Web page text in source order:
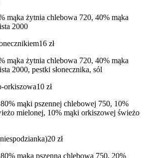
mąka żytnia chlebowa 720, 40% mąka
2000
16 zł
mąka żytnia chlebowa 720, 40% mąka
2000, pestki słonecznika, sól
orkiszowa10 zł
mąki pszennej chlebowej 750, 10%
mielonej, 10% mąki orkiszowej świeżo
20 zł
mąka pszenna chlebowa 750, 20%